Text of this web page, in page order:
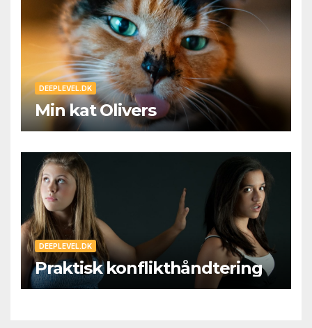
DEEPLEVEL.DK
Min kat Olivers
DEEPLEVEL.DK
Praktisk konflikthåndtering